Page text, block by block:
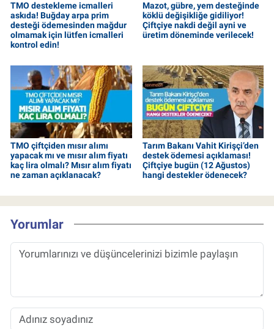
TMO destekleme icmalleri
askıda! Buğday arpa prim
desteği ödemesinden mağdur
olmamak için lütfen icmalleri
kontrol edin!
Mazot, gübre, yem desteğinde
köklü değişikliğe gidiliyor!
Çiftçiye nakdi değil ayni ve
üretim döneminde verilecek!
TMO çiftçiden mısır alımı
yapacak mı ve mısır alım fiyatı
kaç lira olmalı? Mısır alım fiyatı
ne zaman açıklanacak?
Tarım Bakanı Vahit Kirişçi’den
destek ödemesi açıklaması!
Çiftçiye bugün (12 Ağustos)
hangi destekler ödenecek?
Yorumlar